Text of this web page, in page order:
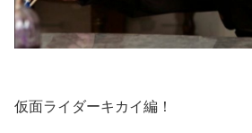
仮面ライダーキカイ編！